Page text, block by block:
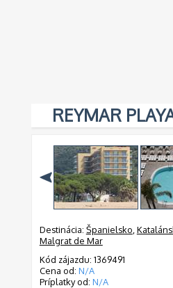
REYMAR
Destinácia: Španielsko
Malgrat de Mar
Kód zájazdu: 1369491
Cena od: N/A
Príplatky od: N/A